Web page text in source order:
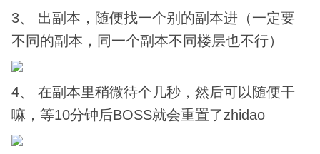
3、 出副本，随便找一个别的副本进（一定要
不同的副本，同一个副本不同楼层也不行）
4、 在副本里稍微待个几秒，然后可以随便干
嘛，等10分钟后BOSS就会重置了zhidao